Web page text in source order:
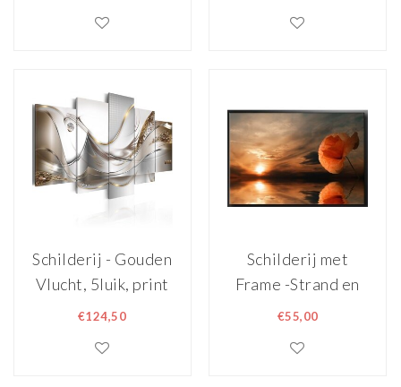
120x80
Premium Print -
Schilderij - Gouden
Vlucht, 5luik, print
op echt Italiaans
schilderij, wit en
€124,50
Schilderij met
Frame -Strand en
een rode Bloem,
€55,00